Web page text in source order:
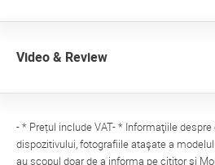
Video & Review
- * Prețul include VAT- * Informaţiile
dispozitivului, fotografiile ataşate a
au scopul doar de a informa pe cititor şi